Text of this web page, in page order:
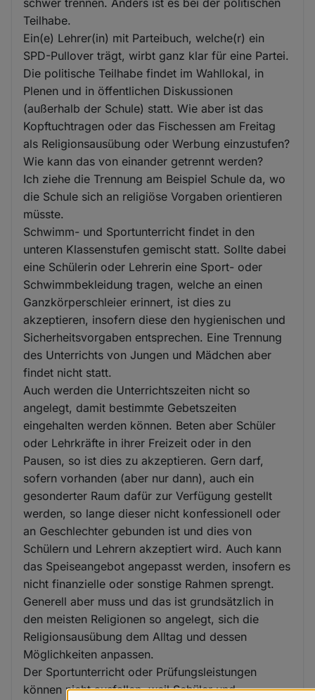
schwer trennen. Anders ist es bei der politischen
Teilhabe.
Ein(e) Lehrer(in) mit Parteibuch, welche(r) ein
SPD-Pullover trägt, wirbt ganz klar für eine Partei.
Die politische Teilhabe findet im Wahllokal, in
Plenen und in öffentlichen Diskussionen
(außerhalb der Schule) statt. Wie aber ist das
Kopftuchtragen oder das Fischessen am Freitag
als Religionsausübung oder Werbung einzustufen?
Wie kann das von einander getrennt werden?
Ich ziehe die Trennung am Beispiel Schule da, wo
die Schule sich an religiöse Vorgaben orientieren
müsste.
Schwimm- und Sportunterricht findet in den
unteren Klassenstufen gemischt statt. Sollte dabei
eine Schülerin oder Lehrerin eine Sport- oder
Schwimmbekleidung tragen, welche an einen
Ganzkörperschleier erinnert, ist dies zu
akzeptieren, insofern diese den hygienischen und
Sicherheitsvorgaben entsprechen. Eine Trennung
des Unterrichts von Jungen und Mädchen aber
findet nicht statt.
Auch werden die Unterrichtszeiten nicht so
angelegt, damit bestimmte Gebetszeiten
eingehalten werden können. Beten aber Schüler
oder Lehrkräfte in ihrer Freizeit oder in den
Pausen, so ist dies zu akzeptieren. Gern darf,
sofern vorhanden (aber nur dann), auch ein
gesonderter Raum dafür zur Verfügung gestellt
werden, so lange dieser nicht konfessionell oder
an Geschlechter gebunden ist und dies von
Schülern und Lehrern akzeptiert wird. Auch kann
das Speiseangebot angepasst werden, insofern es
nicht finanzielle oder sonstige Rahmen sprengt.
Generell aber muss und das ist grundsätzlich in
den meisten Religionen so angelegt, sich die
Religionsausübung dem Alltag und dessen
Möglichkeiten anpassen.
Der Sportunterricht oder Prüfungsleistungen
können nicht ausfallen, weil Schüler und